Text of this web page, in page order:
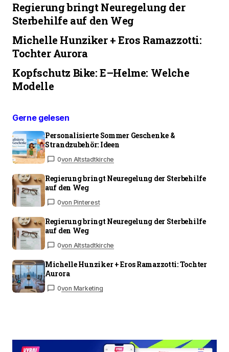
Regierung bringt Neuregelung der
Sterbehilfe auf den Weg
Michelle Hunziker + Eros Ramazzotti:
Tochter Aurora
Kopfschutz Bike: E–Helme: Welche
Modelle
Gerne gelesen
Personalisierte Sommer Geschenke &
Strandzubehör: Ideen
0von Altstadtkirche
Regierung bringt Neuregelung der Sterbehilfe
auf den Weg
0von Pinterest
Regierung bringt Neuregelung der Sterbehilfe
auf den Weg
0von Altstadtkirche
Michelle Hunziker + Eros Ramazzotti: Tochter
Aurora
0von Marketing